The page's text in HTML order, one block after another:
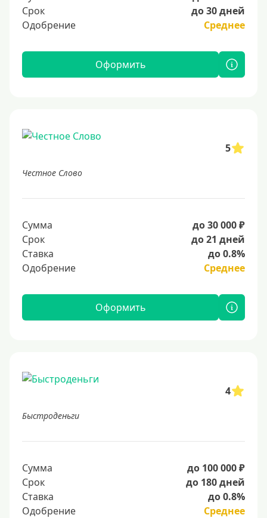
Срок
до 30 дней
Одобрение
Среднее
Оформить
5
Честное Слово
Сумма
до 30 000 ₽
Срок
до 21 дней
Ставка
до 0.8%
Одобрение
Среднее
Оформить
4
Быстроденьги
Сумма
до 100 000 ₽
Срок
до 180 дней
Ставка
до 0.8%
Одобрение
Среднее